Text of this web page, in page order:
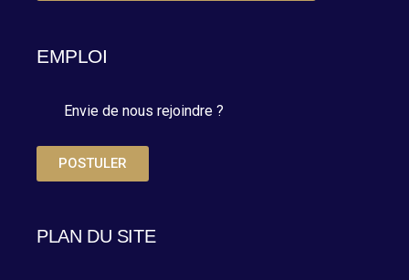
EMPLOI
Envie de nous rejoindre ?
POSTULER
PLAN DU SITE